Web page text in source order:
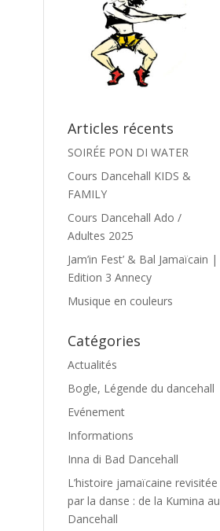
Articles récents
SOIRÉE PON DI WATER
Cours Dancehall KIDS &
FAMILY
Cours Dancehall Ado /
Adultes 2025
Jam’in Fest’ & Bal Jamaïcain |
Edition 3 Annecy
Musique en couleurs
Catégories
Actualités
Bogle, Légende du dancehall
Evénement
Informations
Inna di Bad Dancehall
L’histoire jamaïcaine revisitée
par la danse : de la Kumina au
Dancehall